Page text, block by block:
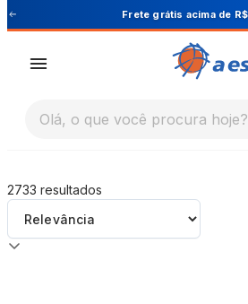
A Esportiva
para Sul e Sudeste
Olá, o que você procura hoje?
2733 resultados